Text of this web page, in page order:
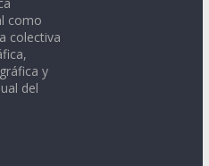
como
colectiva
y
del